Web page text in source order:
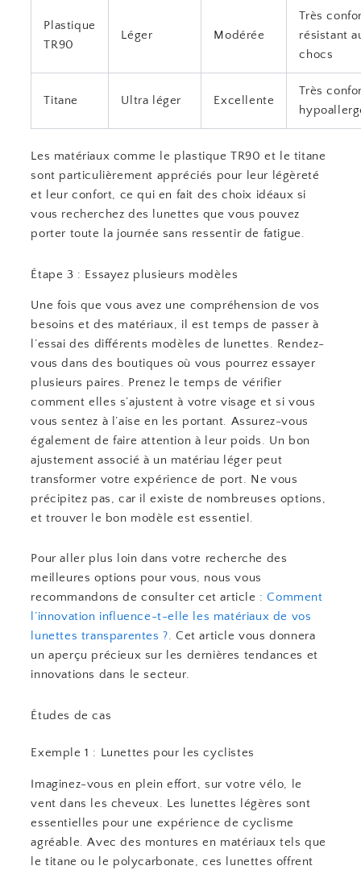
Plastique
TR90
Léger Modérée
Très
résistant
chocs
Titane Ultra léger Excellente
Très
Les matériaux comme le plastique TR90 et le titane
sont particulièrement appréciés pour leur légèreté
et leur confort, ce qui en fait des choix idéaux si
vous recherchez des lunettes que vous pouvez
porter toute la journée sans ressentir de fatigue.
Étape 3 : Essayez plusieurs modèles
Une fois que vous avez une compréhension de vos
besoins et des matériaux, il est temps de passer à
l’essai des différents modèles de lunettes. Rendez-
vous dans des boutiques où vous pourrez essayer
plusieurs paires. Prenez le temps de vérifier
comment elles s’ajustent à votre visage et si vous
vous sentez à l’aise en les portant. Assurez-vous
également de faire attention à leur poids. Un bon
ajustement associé à un matériau léger peut
transformer votre expérience de port. Ne vous
précipitez pas, car il existe de nombreuses options,
et trouver le bon modèle est essentiel.
Pour aller plus loin dans votre recherche des
meilleures options pour vous, nous vous
recommandons de consulter cet article :Comment
l’innovation influence-t-elle les matériaux de vos
lunettes transparentes ?. Cet article vous donnera
un aperçu précieux sur les dernières tendances et
innovations dans le secteur.
Études de cas
Exemple 1 : Lunettes pour les cyclistes
Imaginez-vous en plein effort, sur votre vélo, le
vent dans les cheveux. Les lunettes légères sont
essentielles pour une expérience de cyclisme
agréable. Avec des montures en matériaux tels que
le titane ou le polycarbonate, ces lunettes offrent